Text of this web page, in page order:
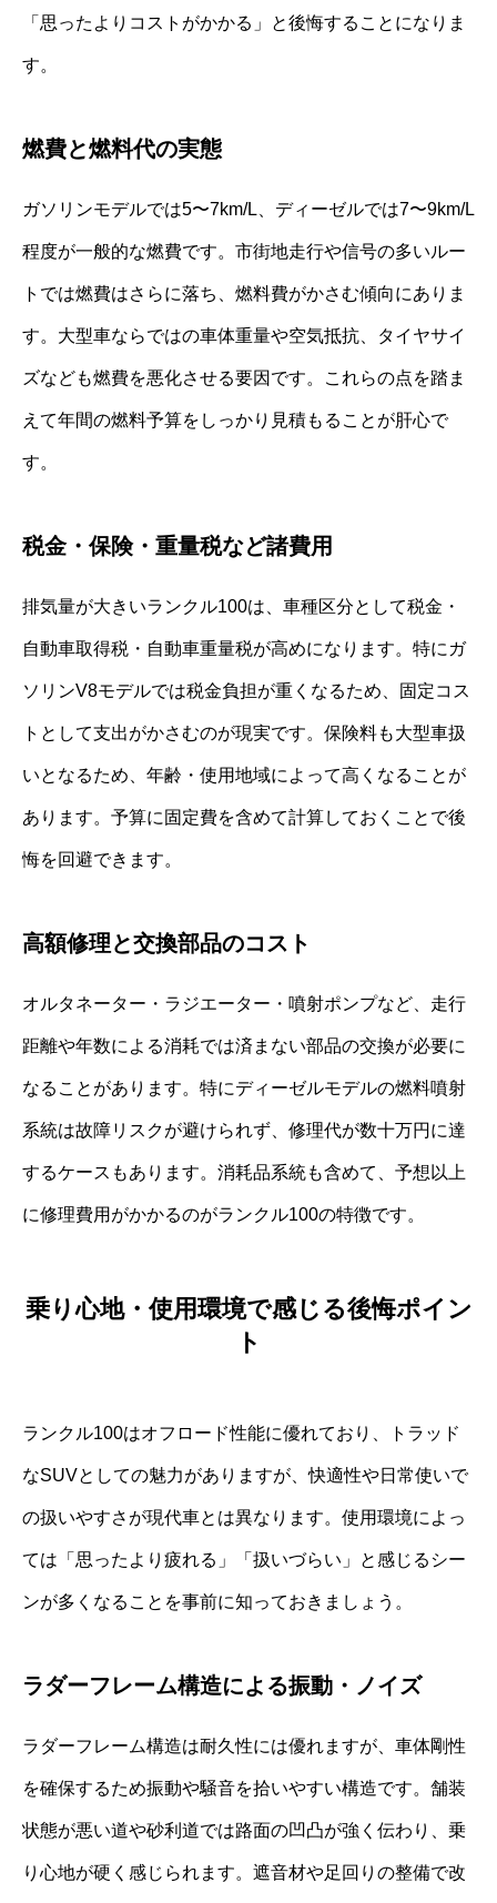
「思ったよりコストがかかる」と後悔することになりま
す。
燃費と燃料代の実態
ガソリンモデルでは5〜7km/L、ディーゼルでは7〜9km/L
程度が一般的な燃費です。市街地走行や信号の多いルー
トでは燃費はさらに落ち、燃料費がかさむ傾向にありま
す。大型車ならではの車体重量や空気抵抗、タイヤサイ
ズなども燃費を悪化させる要因です。これらの点を踏ま
えて年間の燃料予算をしっかり見積もることが肝心で
す。
税金・保険・重量税など諸費用
排気量が大きいランクル100は、車種区分として税金・
自動車取得税・自動車重量税が高めになります。特にガ
ソリンV8モデルでは税金負担が重くなるため、固定コス
トとして支出がかさむのが現実です。保険料も大型車扱
いとなるため、年齢・使用地域によって高くなることが
あります。予算に固定費を含めて計算しておくことで後
悔を回避できます。
高額修理と交換部品のコスト
オルタネーター・ラジエーター・噴射ポンプなど、走行
距離や年数による消耗では済まない部品の交換が必要に
なることがあります。特にディーゼルモデルの燃料噴射
系統は故障リスクが避けられず、修理代が数十万円に達
するケースもあります。消耗品系統も含めて、予想以上
に修理費用がかかるのがランクル100の特徴です。
乗り心地・使用環境で感じる後悔ポイン
ト
ランクル100はオフロード性能に優れており、トラッド
なSUVとしての魅力がありますが、快適性や日常使いで
の扱いやすさが現代車とは異なります。使用環境によっ
ては「思ったより疲れる」「扱いづらい」と感じるシー
ンが多くなることを事前に知っておきましょう。
ラダーフレーム構造による振動・ノイズ
ラダーフレーム構造は耐久性には優れますが、車体剛性
を確保するため振動や騒音を拾いやすい構造です。舗装
状態が悪い道や砂利道では路面の凹凸が強く伝わり、乗
り心地が硬く感じられます。遮音材や足回りの整備で改